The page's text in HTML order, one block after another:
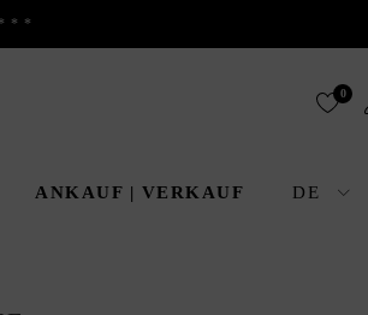
0
ANKAUF | VERKAUF DE